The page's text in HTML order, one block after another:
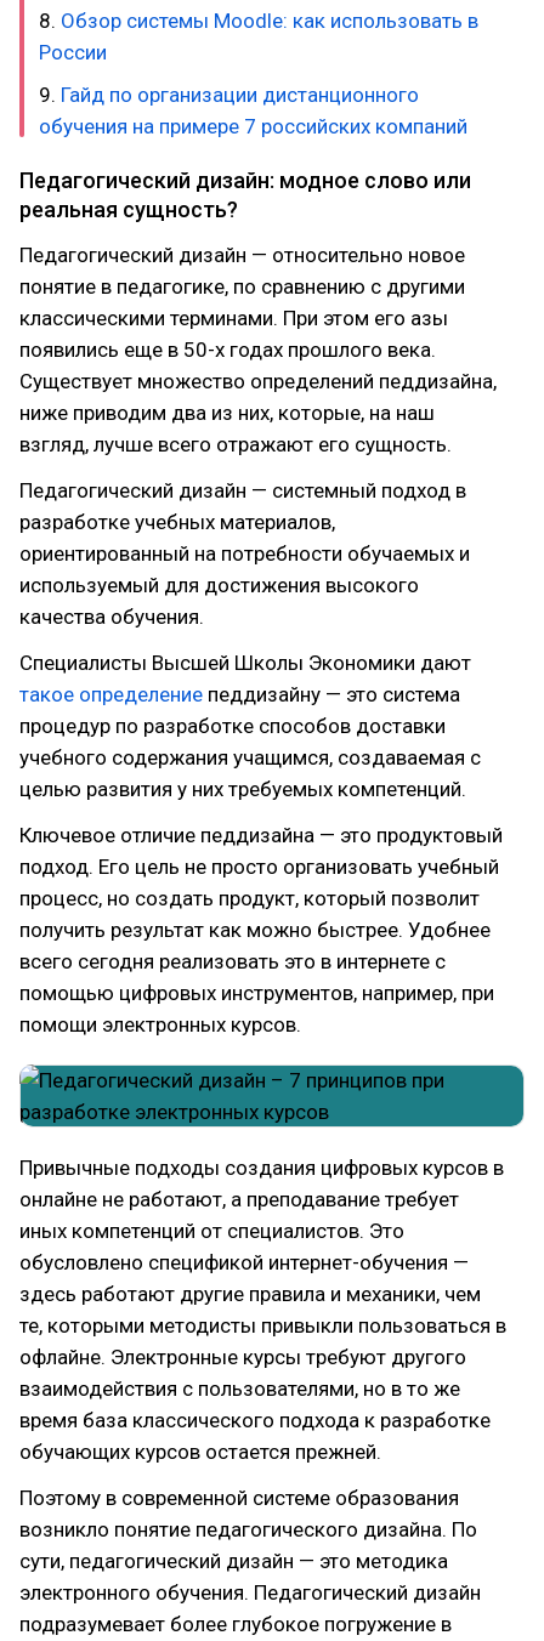
8. Обзор системы Moodle: как использовать в
России
9. Гайд по организации дистанционного
обучения на примере 7 российских компаний
Педагогический дизайн: модное слово или
реальная сущность?
Педагогический дизайн — относительно новое
понятие в педагогике, по сравнению с другими
классическими терминами. При этом его азы
появились еще в 50-х годах прошлого века.
Существует множество определений педдизайна,
ниже приводим два из них, которые, на наш
взгляд, лучше всего отражают его сущность.
Педагогический дизайн — системный подход в
разработке учебных материалов,
ориентированный на потребности обучаемых и
используемый для достижения высокого
качества обучения.
Специалисты Высшей Школы Экономики дают
такое определение педдизайну — это система
процедур по разработке способов доставки
учебного содержания учащимся, создаваемая с
целью развития у них требуемых компетенций.
Ключевое отличие педдизайна — это продуктовый
подход. Его цель не просто организовать учебный
процесс, но создать продукт, который позволит
получить результат как можно быстрее. Удобнее
всего сегодня реализовать это в интернете с
помощью цифровых инструментов, например, при
помощи электронных курсов.
Привычные подходы создания цифровых курсов в
онлайне не работают, а преподавание требует
иных компетенций от специалистов. Это
обусловлено спецификой интернет-обучения —
здесь работают другие правила и механики, чем
те, которыми методисты привыкли пользоваться в
офлайне. Электронные курсы требуют другого
взаимодействия с пользователями, но в то же
время база классического подхода к разработке
обучающих курсов остается прежней.
Поэтому в современной системе образования
возникло понятие педагогического дизайна. По
сути, педагогический дизайн — это методика
электронного обучения. Педагогический дизайн
подразумевает более глубокое погружение в